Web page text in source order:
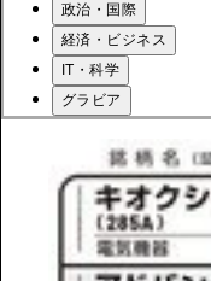
政治・国際
経済・ビジネス
IT・科学
グラビア